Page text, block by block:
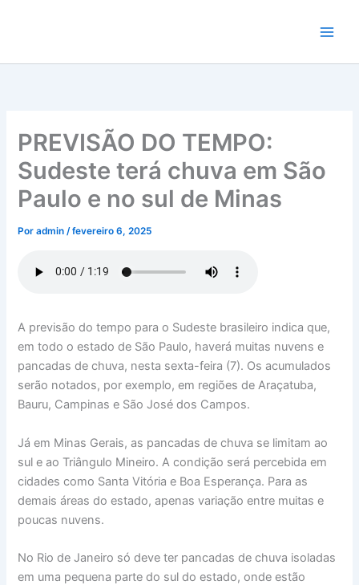
conteúdo
PREVISÃO DO TEMPO:
Sudeste terá chuva em São
Paulo e no sul de Minas
Poradmin/fevereiro 6, 2025
A previsão do tempo para o Sudeste brasileiro indica que,
em todo o estado de São Paulo, haverá muitas nuvens e
pancadas de chuva, nesta sexta-feira (7). Os acumulados
serão notados, por exemplo, em regiões de Araçatuba,
Bauru, Campinas e São José dos Campos.
Já em Minas Gerais, as pancadas de chuva se limitam ao
sul e ao Triângulo Mineiro. A condição será percebida em
cidades como Santa Vitória e Boa Esperança. Para as
demais áreas do estado, apenas variação entre muitas e
poucas nuvens.
No Rio de Janeiro só deve ter pancadas de chuva isoladas
em uma pequena parte do sul do estado, onde estão